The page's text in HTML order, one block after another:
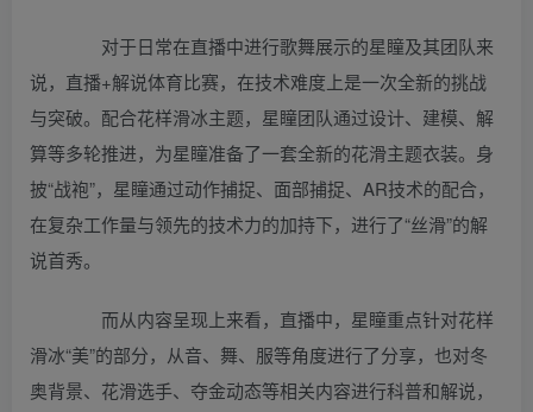
对于日常在直播中进行歌舞展示的星瞳及其团队来
说，直播+解说体育比赛，在技术难度上是一次全新的挑战
与突破。配合花样滑冰主题，星瞳团队通过设计、建模、解
算等多轮推进，为星瞳准备了一套全新的花滑主题衣装。身
披“战袍”，星瞳通过动作捕捉、面部捕捉、AR技术的配合，
在复杂工作量与领先的技术力的加持下，进行了“丝滑”的解
说首秀。
而从内容呈现上来看，直播中，星瞳重点针对花样
滑冰“美”的部分，从音、舞、服等角度进行了分享，也对冬
奥背景、花滑选手、夺金动态等相关内容进行科普和解说，